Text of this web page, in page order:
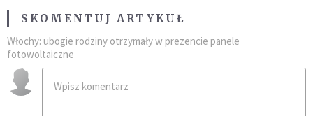
SKOMENTUJ ARTYKUŁ
Włochy: ubogie rodziny otrzymały w prezencie panele
fotowoltaiczne